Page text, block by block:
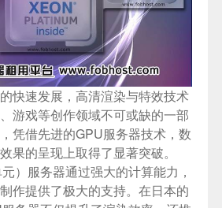
快速发展，高清渲染与特效技术
游戏等创作领域不可或缺的一部
凭借先进的GPU服务器技术，数
果的呈现上取得了显著突破。
）服务器通过强大的计算能力，
作提供了极大的支持。在日本的